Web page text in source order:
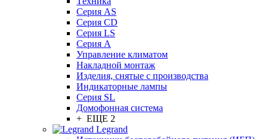
Серия AS
Серия CD
Серия LS
Серия A
Управление климатом
Накладной монтаж
Изделия, снятые с производства
Индикаторные лампы
Серия SL
Домофонная система
+ ЕЩЕ 2
Legrand